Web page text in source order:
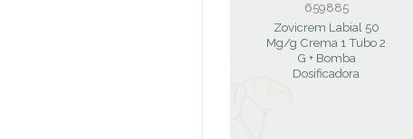
659885
Zovicrem Labial 50
Mg/g Crema 1 Tubo 2
G + Bomba
Dosificadora